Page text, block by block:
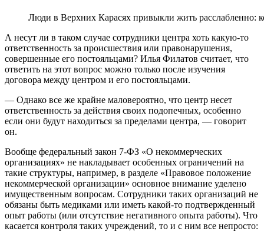
Люди в Верхних Карасях привыкли жить расслабленно:
А несут ли в таком случае сотрудники центра хоть какую-то
ответственность за происшествия или правонарушения,
совершенные его постояльцами? Илья Филатов считает, что
ответить на этот вопрос можно только после изучения
договора между центром и его постояльцами.
— Однако все же крайне маловероятно, что центр несет
ответственность за действия своих подопечных, особенно
если они будут находиться за пределами центра, — говорит
он.
Вообще федеральный закон 7-ФЗ «О некоммерческих
организациях» не накладывает особенных ограничений на
такие структуры, например, в разделе «Правовое положение
некоммерческой организации» основное внимание уделено
имущественным вопросам. Сотрудники таких организаций не
обязаны быть медиками или иметь какой-то подтвержденный
опыт работы (или отсутствие негативного опыта работы). Что
касается контроля таких учреждений, то и с ним все непросто: